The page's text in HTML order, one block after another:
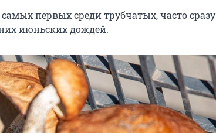
первых среди трубчатых, часто сразу
июньских дождей.